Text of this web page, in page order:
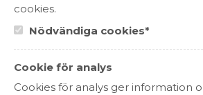
95 kr
cookies.
Nödvändiga cookies*
Cookie för analys
Cookies för analys ger information